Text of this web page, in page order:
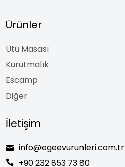
Ürünler
Ütü Masası
Kurutmalık
Escamp
Diğer
İletişim
info@egeevurunleri.com.tr
+90 232 853 73 80